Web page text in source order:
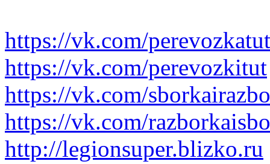
https://vk.com/perevozkatut
https://vk.com/perevozkitut
https://vk.com/
https://vk.com/
http://legionsuper.blizko.ru